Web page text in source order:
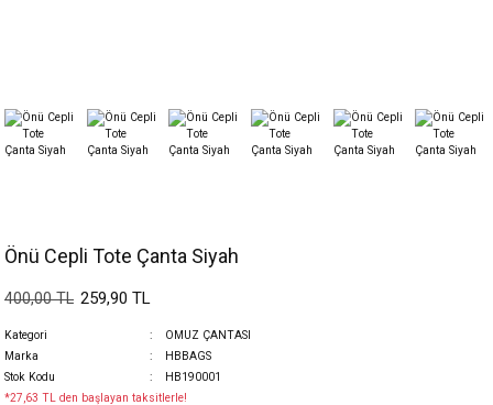
Önü Cepli Tote Çanta Siyah
400,00 TL 259,90 TL
Kategori
OMUZ ÇANTASI
Marka
HBBAGS
Stok Kodu
HB190001
*27,63 TL den başlayan taksitlerle!